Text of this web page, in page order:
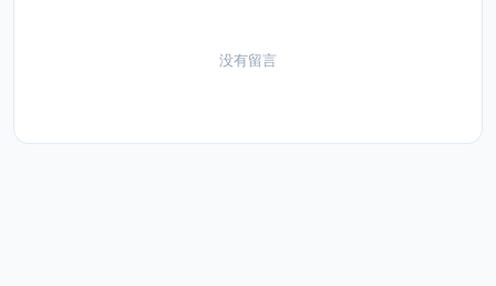
没有留言